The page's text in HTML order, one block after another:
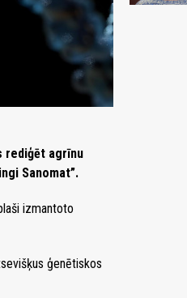
rediģēt agrīnu
Sanomat”.
izmantoto
ģenētiskos